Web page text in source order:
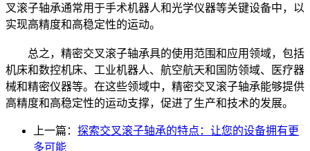
叉滚子轴承通常用于手术机器人和光学仪器等关键设备中，以
实现高精度和高稳定性的运动。
总之，精密交叉滚子轴承具的使用范围和应用领域，包括
机床和数控机床、工业机器人、航空航天和国防领域、医疗器
械和精密仪器等。在这些领域中，精密交叉滚子轴承能够提供
高精度和高稳定性的运动支撑，促进了生产和技术的发展。
上一篇： 探索交叉滚子轴承的特点：让您的设备拥有更
多可能